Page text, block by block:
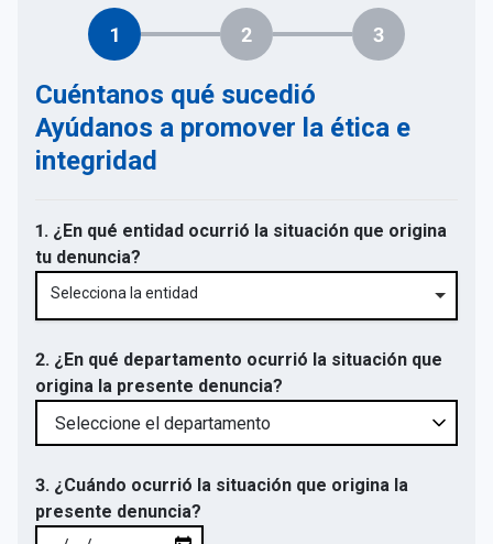
1 2 3
Cuéntanos qué sucedió
Ayúdanos a promover la ética e
integridad
1. ¿En qué entidad ocurrió la situación que origina
tu denuncia?
Selecciona la entidad
2. ¿En qué departamento ocurrió la situación que
origina la presente denuncia?
3. ¿Cuándo ocurrió la situación que origina la
presente denuncia?